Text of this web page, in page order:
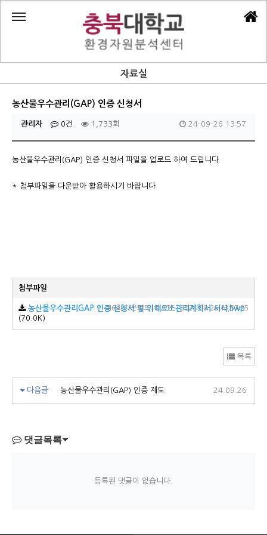
자료실
농산물우수관리(GAP) 인증 신청서
관리자 0건 1,733회 24-09-26 13:57
농산물우수관리(GAP) 인증 신청서 파일을 업로드 하여 드립니다.
* 첨부파일을 다운받아 활용하시기 바랍니다
첨부파일
농산물우수관리GAP 인증 신청서 및 위해요소관리계획서 서식.hwp
(70.0K)
46회 다운로드 | DATE : 2024-09-26 13:57:25
목록
다음글 농산물우수관리(GAP) 인증 제도 24.09.26
댓글목록
등록된 댓글이 없습니다.